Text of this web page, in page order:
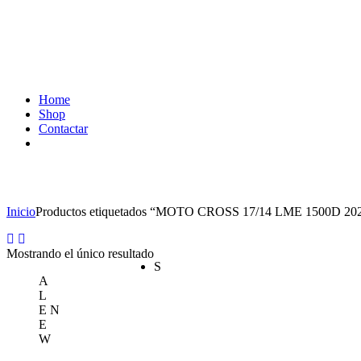
Home
Shop
Contactar
InicioProductos etiquetados “MOTO CROSS 17/14 LME 1500D
Mostrando el único resultado
S
A
L
E N
E
W